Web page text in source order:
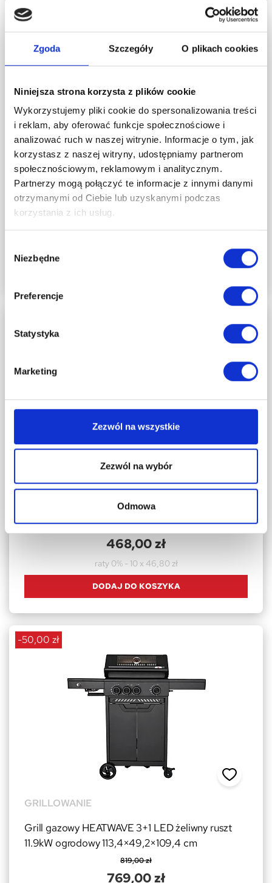
Zgoda Szczegóły O plikach cookies
Niniejsza strona korzysta z plików cookie
Wykorzystujemy pliki cookie do spersonalizowania treści
i reklam, aby oferować funkcje społecznościowe i
analizować ruch w naszej witrynie. Informacje o tym, jak
korzystasz z naszej witryny, udostępniamy partnerom
społecznościowym, reklamowym i analitycznym.
Partnerzy mogą połączyć te informacje z innymi danymi
otrzymanymi od Ciebie lub uzyskanymi podczas
korzystania z ich usług.
zgody
Niezbędne
Preferencje
Statystyka
Marketing
Zezwól na wszystkie
Zezwól na wybór
Odmowa
GRILLOWANIE
Duży Grill węglowy LUX 139X57X100 cm
PREMIUM stalowy z żeliwnym rusztem
1 559,00 zł
GRILLOWANIE
Grill węglowy 113,5X50X107 cm z żeliwnym
rusztem + pokrycie
468,00 zł
raty 0% - 10 x 46,80 zł
DODAJ DO KOSZYKA
GRILLOWANIE
Grill gazowy HEATWAVE 3+1 LED żeliwny ruszt
11.9kW ogrodowy 113,4×49,2×109,4 cm
819,00 zł
769,00 zł
-50,00 zł